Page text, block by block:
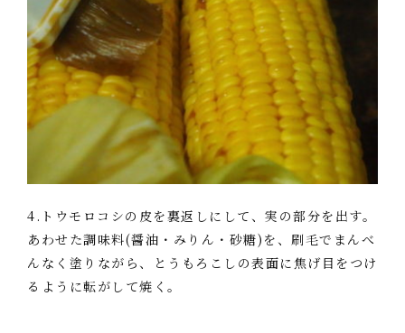
4.トウモロコシの皮を裏返しにして、実の部分を出す。
あわせた調味料(醤油・みりん・砂糖)を、刷毛でまんべ
んなく塗りながら、とうもろこしの表面に焦げ目をつけ
るように転がして焼く。